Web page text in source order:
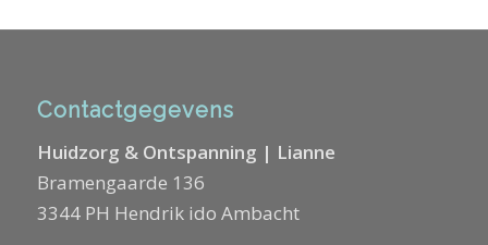
Contactgegevens
Huidzorg & Ontspanning | Lianne
Bramengaarde 136
3344 PH Hendrik ido Ambacht